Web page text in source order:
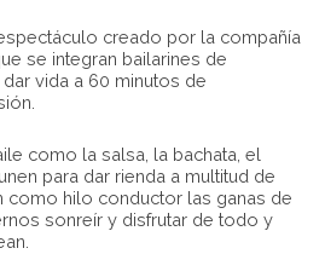
creado por la compañía
se integran bailarines de
vida a 60 minutos de
como la salsa, la bachata, el
para dar rienda a multitud de
como hilo conductor las ganas de
sonreír y disfrutar de todo y